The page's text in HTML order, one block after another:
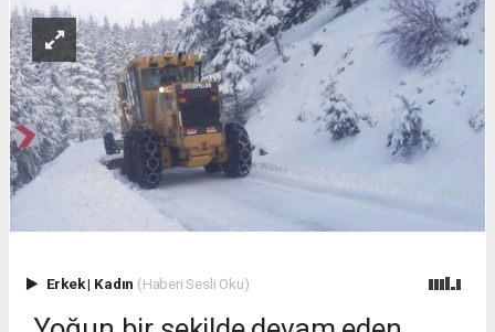
Erkek| Kadın (Haberi Sesli Oku)